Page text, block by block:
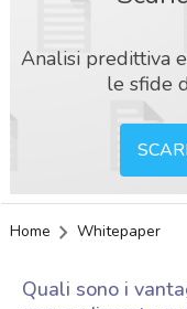
Analisi predittiva
le sfide
Home Whitepaper
Quali sono i